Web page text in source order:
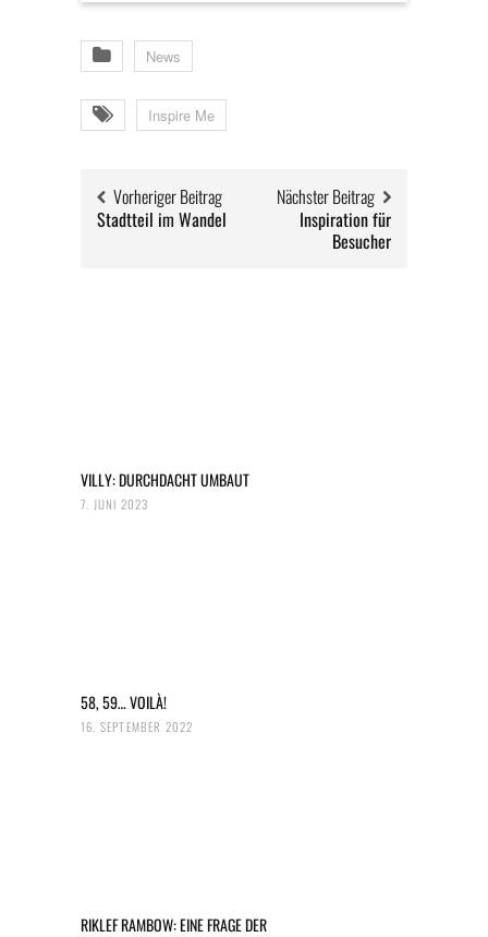
News
Inspire Me
Vorheriger Beitrag
Stadtteil im Wandel
Nächster Beitrag
Inspiration für
Besucher
VILLY: DURCHDACHT UMBAUT
7. JUNI 2023
58, 59… VOILÀ!
16. SEPTEMBER 2022
RIKLEF RAMBOW: EINE FRAGE DER